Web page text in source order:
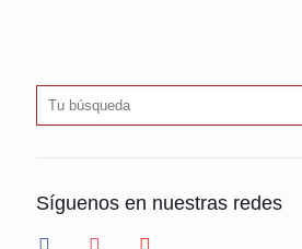
Síguenos en nuestras redes
facebook instagram youtube